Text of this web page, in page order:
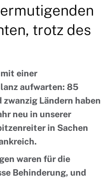
trotz des
einer
aufwarten: 85
Ländern haben
neu in unserer
in Sachen
waren für die
Behinderung, und